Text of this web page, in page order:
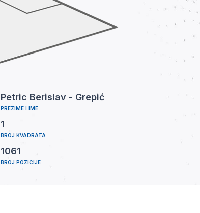
PREZIME I IME
Petric Berislav - Grepić
BROJ KVADRATA
1
BROJ POZICIJE
1061